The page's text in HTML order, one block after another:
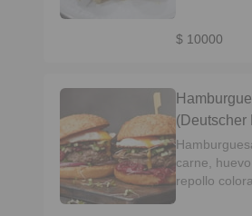
$ 10000
(Deutscher
carne,
repollo